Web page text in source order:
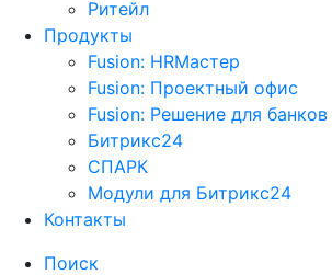
Ритейл
Продукты
Fusion: HRМастер
Fusion: Проектный офис
Fusion: Решение для банков
Битрикс24
СПАРК
Модули для Битрикс24
Контакты
Поиск